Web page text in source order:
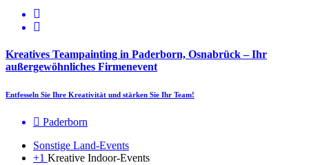
Kreatives Teampainting in Paderborn, Osnabrück – Ihr
außergewöhnliches Firmenevent
Entfesseln Sie Ihre Kreativität und stärken Sie Ihr Team!
Paderborn
Sonstige Land-Events
+1 Kreative Indoor-Events